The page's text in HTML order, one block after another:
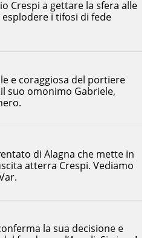
la sua decisione e
di Alagna che mette in
atterra Crespi. Vediamo
e coraggiosa del portiere
suo omonimo Gabriele,
Crespi a gettare la sfera alle
i tifosi di fede